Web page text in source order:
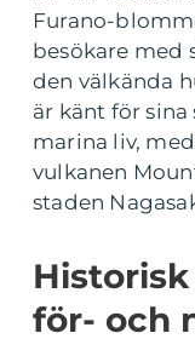
Furano-
besökare med
den välkända
är känt för
marina liv,
vulkanen
staden
för- och